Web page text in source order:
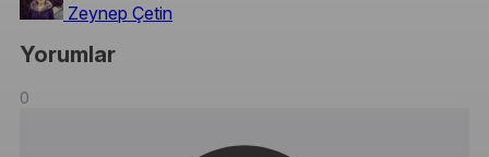
Zeynep Çetin
Yorumlar
0